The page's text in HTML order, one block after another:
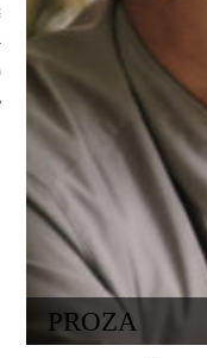
PROZA